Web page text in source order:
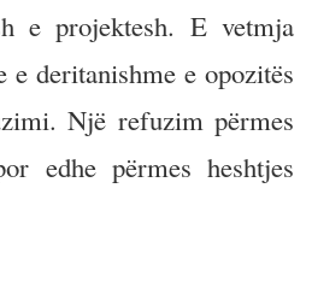
e projektesh. E vetmja
e deritanishme e opozitës
Një refuzim përmes
edhe përmes heshtjes